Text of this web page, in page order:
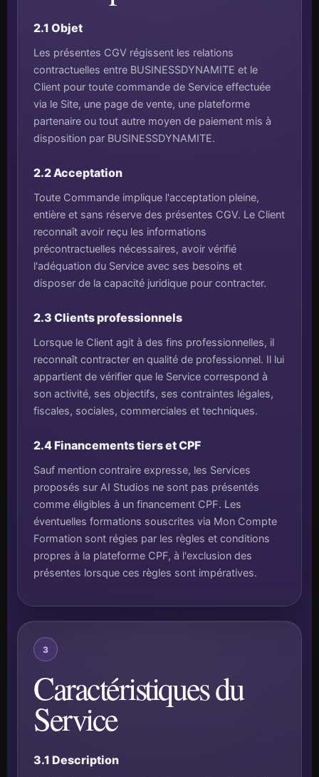
2.1 Objet
Les présentes CGV régissent les relations
contractuelles entre BUSINESSDYNAMITE et le
Client pour toute commande de Service effectuée
via le Site, une page de vente, une plateforme
partenaire ou tout autre moyen de paiement mis à
disposition par BUSINESSDYNAMITE.
2.2 Acceptation
Toute Commande implique l'acceptation pleine,
entière et sans réserve des présentes CGV. Le Client
reconnaît avoir reçu les informations
précontractuelles nécessaires, avoir vérifié
l'adéquation du Service avec ses besoins et
disposer de la capacité juridique pour contracter.
2.3 Clients professionnels
Lorsque le Client agit à des fins professionnelles, il
reconnaît contracter en qualité de professionnel. Il lui
appartient de vérifier que le Service correspond à
son activité, ses objectifs, ses contraintes légales,
fiscales, sociales, commerciales et techniques.
2.4 Financements tiers et CPF
Sauf mention contraire expresse, les Services
proposés sur AI Studios ne sont pas présentés
comme éligibles à un financement CPF. Les
éventuelles formations souscrites via Mon Compte
Formation sont régies par les règles et conditions
propres à la plateforme CPF, à l'exclusion des
présentes lorsque ces règles sont impératives.
3
Caractéristiques du
Service
3.1 Description